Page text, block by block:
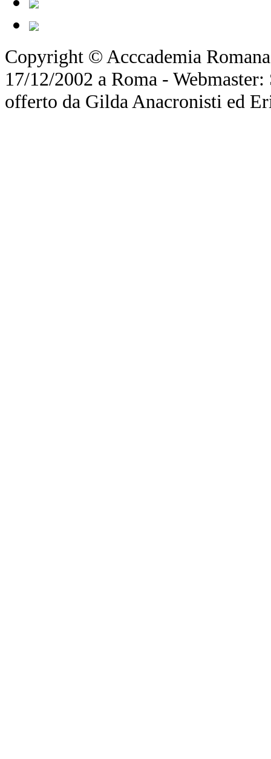
Copyright © Acccademia
17/12/2002 a Roma -
offerto da Gilda Anacronisti ed